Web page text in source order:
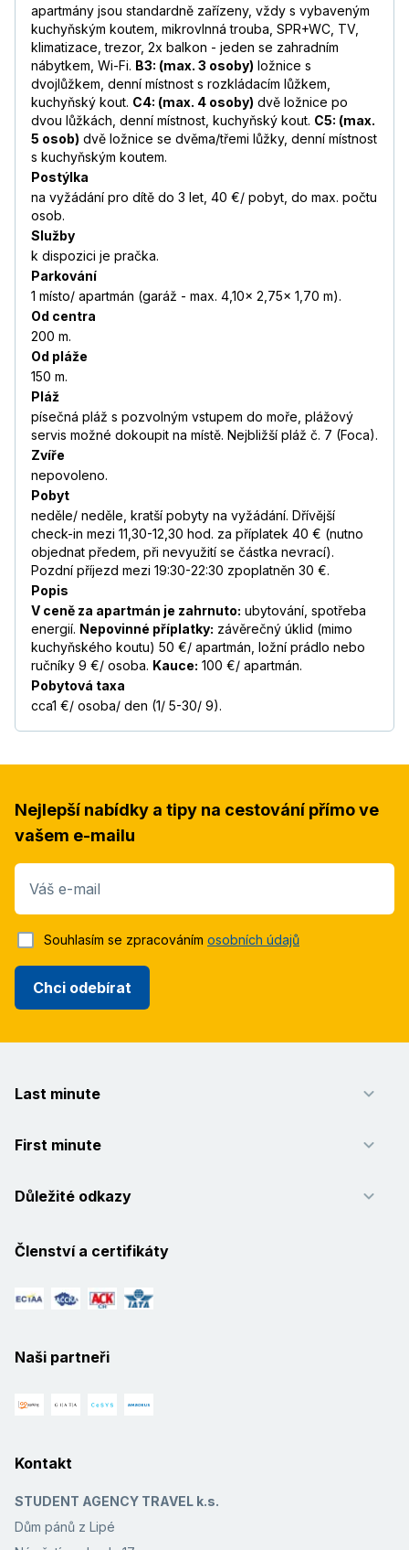
apartmány jsou standardně zařízeny, vždy s vybaveným
kuchyňským koutem, mikrovlnná trouba, SPR+WC, TV,
klimatizace, trezor, 2x balkon - jeden se zahradním
nábytkem, Wi-Fi. B3: (max. 3 osoby) ložnice s
dvojlůžkem, denní místnost s rozkládacím lůžkem,
kuchyňský kout. C4: (max. 4 osoby) dvě ložnice po
dvou lůžkách, denní místnost, kuchyňský kout. C5: (max.
5 osob) dvě ložnice se dvěma/třemi lůžky, denní místnost
s kuchyňským koutem.
Postýlka
na vyžádání pro dítě do 3 let, 40 €/ pobyt, do max. počtu
osob.
Služby
k dispozici je pračka.
Parkování
1 místo/ apartmán (garáž - max. 4,10x 2,75x 1,70 m).
Od centra
200 m.
Od pláže
150 m.
Pláž
písečná pláž s pozvolným vstupem do moře, plážový
servis možné dokoupit na místě. Nejbližší pláž č. 7 (Foca).
Zvíře
nepovoleno.
Pobyt
neděle/ neděle, kratší pobyty na vyžádání. Dřívější
check-in mezi 11,30-12,30 hod. za příplatek 40 € (nutno
objednat předem, při nevyužití se částka nevrací).
Pozdní příjezd mezi 19:30-22:30 zpoplatněn 30 €.
Popis
V ceně za apartmán je zahrnuto: ubytování, spotřeba
energií. Nepovinné příplatky: závěrečný úklid (mimo
kuchyňského koutu) 50 €/ apartmán, ložní prádlo nebo
ručníky 9 €/ osoba. Kauce: 100 €/ apartmán.
Pobytová taxa
cca1 €/ osoba/ den (1/ 5-30/ 9).
Nejlepší nabídky a tipy na cestování přímo ve
vašem e-mailu
Váš e-mail
Chci odebírat
Souhlasím se zpracováním osobních údajů
Last minute
First minute
Důležité odkazy
Členství a certifikáty
Naši partneři
Kontakt
STUDENT AGENCY TRAVEL k.s.
Dům pánů z Lipé